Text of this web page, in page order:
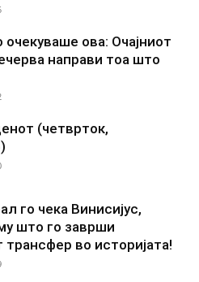
очекуваше ова: Очајниот
направи тоа што
(четврток,
го чека Винисијус,
што го заврши
трансфер во историјата!